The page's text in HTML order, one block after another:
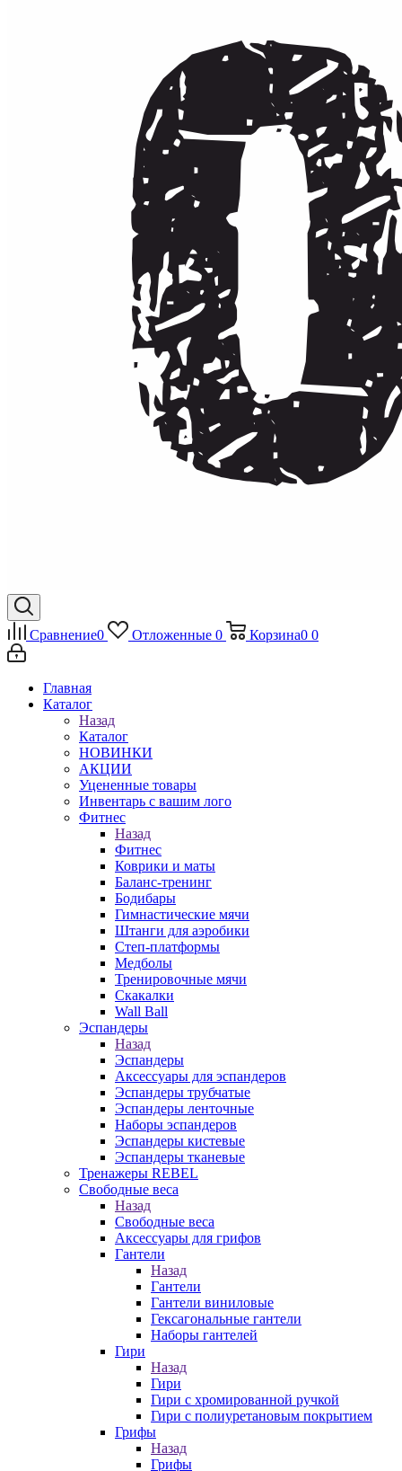
Сравнение0 Отложенные 0 Корзина0 0
Главная
Каталог
Назад
Каталог
НОВИНКИ
АКЦИИ
Уцененные товары
Инвентарь с вашим лого
Фитнес
Назад
Фитнес
Коврики и маты
Баланс-тренинг
Бодибары
Гимнастические мячи
Штанги для аэробики
Степ-платформы
Медболы
Тренировочные мячи
Скакалки
Wall Ball
Эспандеры
Назад
Эспандеры
Аксессуары для эспандеров
Эспандеры трубчатые
Эспандеры ленточные
Наборы эспандеров
Эспандеры кистевые
Эспандеры тканевые
Тренажеры REBEL
Свободные веса
Назад
Свободные веса
Аксессуары для грифов
Гантели
Назад
Гантели
Гантели виниловые
Гексагональные гантели
Наборы гантелей
Гири
Назад
Гири
Гири с хромированной ручкой
Гири с полиуретановым покрытием
Грифы
Назад
Грифы